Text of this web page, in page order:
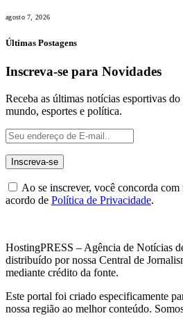
agosto 7, 2026
Últimas Postagens
Inscreva-se para Novidades
Receba as últimas notícias esportivas
mundo, esportes e política.
Ao se inscrever, você concorda com
acordo de Política de Privacidade.
HostingPRESS – Agência de Notícias
distribuído por nossa Central de
mediante crédito da fonte.
Este portal foi criado especificamente
nossa região ao melhor conteúdo.